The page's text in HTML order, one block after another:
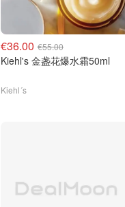
€36.00 €55.00
Kiehl's 金盏花爆水霜50ml
Kiehl´s